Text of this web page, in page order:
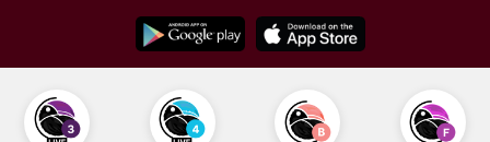
content